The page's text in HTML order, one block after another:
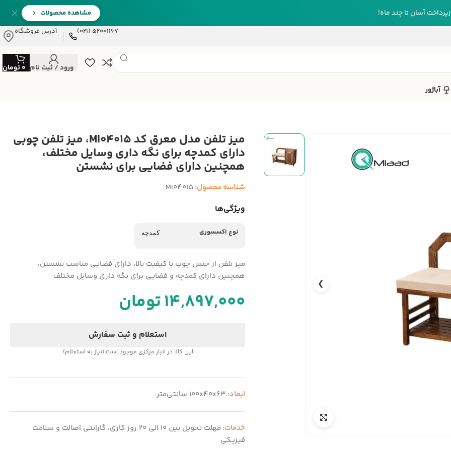
آسان تا چند ماه!
مشاهده محصولات
52001167 (021)
آدرس فروشگاه
ورود / ثبت نام 0تومان
آباژور
❯
میز تلفن مدل معرق کد MI04015، میز تلفن چوبی
دارای کمدچه برای نگه داری وسایل مختلف،
همچنین دارای فضایی برای نشستن
شناسه محصول:MI04015
ویژگی‌ها
نوع اکسسوری کمدچه
میز تلفن از جنس چوب با کیفیت بالا، دارای فضایی مناسب نشستن،
همچنین دارای کمدچه و فضایی برای نگه داری وسایل مختلف
14,897,000تومان
استعلام و ثبت سفارش
این کالا در انبار مرکزی موجود است (نیاز به استعلام).
ابعاد: 100x40x63 سانتی‌متر
خدمات:
مهلت تحویل بین 10 الی 20 روز کاری، گارانتی اصالت و سلامت
فیزیکی